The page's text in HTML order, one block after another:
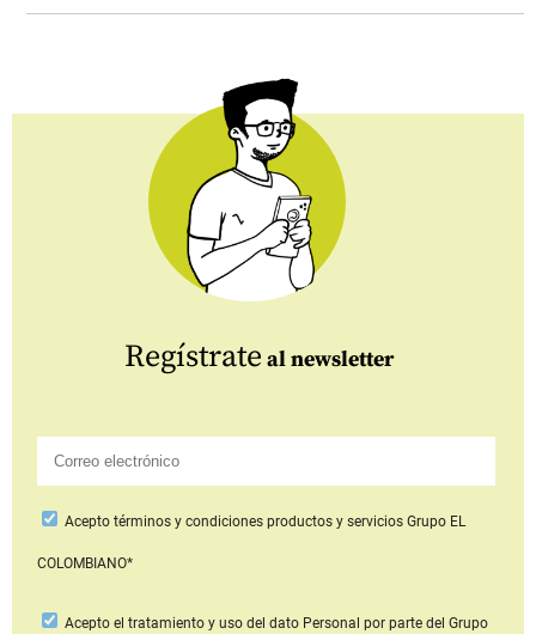
Regístrate al newsletter
Aceptotérminos y condiciones productos y serviciosGrupo EL
COLOMBIANO*
Acepto el tratamiento y uso del dato Personal por parte del Grupo